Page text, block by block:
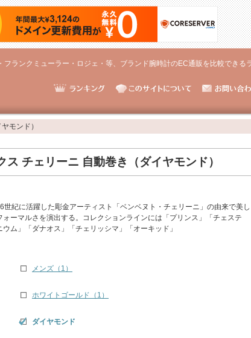
ランクミューラー・ロジェ・等、ブランド腕時計のEC通販を比較できる
モンド）
ス チェリーニ 自動巻き（ダイヤモンド）
世紀に活躍した彫金アーティスト「ベンベヌト・チェリーニ」の由来で美し
ォーマルさを演出する。コレクションラインには「プリンス」「チェステ
ウム」「ダナオス」「チェリッシマ」「オーキッド」
メンズ（1）
ホワイトゴールド（1）
ダイヤモンド